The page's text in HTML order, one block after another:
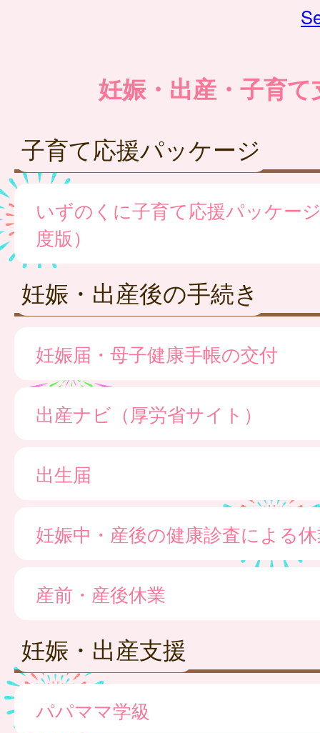
妊娠・出産・子育て
子育て応援パッケージ
いずのくに子育て応援パッケー
度版）
妊娠・出産後の手続き
妊娠届・母子健康手帳の交付
出産ナビ（厚労省サイト）
出生届
妊娠中・産後の健康診査による
産前・産後休業
妊娠・出産支援
パパママ学級